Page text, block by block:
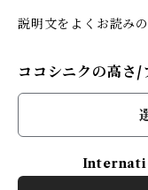
説明文をよくお読み
ココシニクの高さ/